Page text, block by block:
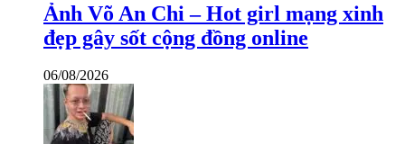
Ảnh Võ An Chi – Hot girl mạng xinh
đẹp gây sốt cộng đồng online
06/08/2026